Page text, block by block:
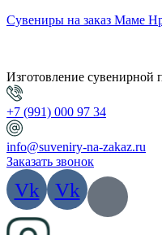
Сувениры на заказ Маме
Изготовление сувенирной
+7 (991) 000 97 34
info@suveniry-na-zakaz.ru
Заказать звонок
Vk Vk